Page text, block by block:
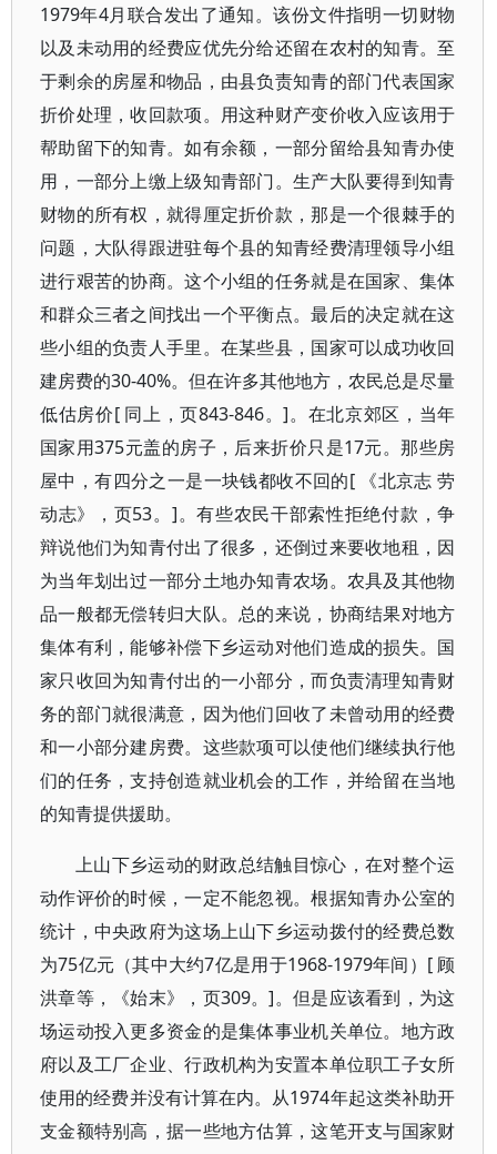
1979年4月联合发出了通知。该份文件指明一切财物
以及未动用的经费应优先分给还留在农村的知青。至
于剩余的房屋和物品，由县负责知青的部门代表国家
折价处理，收回款项。用这种财产变价收入应该用于
帮助留下的知青。如有余额，一部分留给县知青办使
用，一部分上缴上级知青部门。生产大队要得到知青
财物的所有权，就得厘定折价款，那是一个很棘手的
问题，大队得跟进驻每个县的知青经费清理领导小组
进行艰苦的协商。这个小组的任务就是在国家、集体
和群众三者之间找出一个平衡点。最后的决定就在这
些小组的负责人手里。在某些县，国家可以成功收回
建房费的30-40%。但在许多其他地方，农民总是尽量
低估房价[ 同上，页843-846。]。在北京郊区，当年
国家用375元盖的房子，后来折价只是17元。那些房
屋中，有四分之一是一块钱都收不回的[ 《北京志 劳
动志》，页53。]。有些农民干部索性拒绝付款，争
辩说他们为知青付出了很多，还倒过来要收地租，因
为当年划出过一部分土地办知青农场。农具及其他物
品一般都无偿转归大队。总的来说，协商结果对地方
集体有利，能够补偿下乡运动对他们造成的损失。国
家只收回为知青付出的一小部分，而负责清理知青财
务的部门就很满意，因为他们回收了未曾动用的经费
和一小部分建房费。这些款项可以使他们继续执行他
们的任务，支持创造就业机会的工作，并给留在当地
的知青提供援助。
上山下乡运动的财政总结触目惊心，在对整个运
动作评价的时候，一定不能忽视。根据知青办公室的
统计，中央政府为这场上山下乡运动拨付的经费总数
为75亿元（其中大约7亿是用于1968-1979年间）[ 顾
洪章等，《始末》，页309。]。但是应该看到，为这
场运动投入更多资金的是集体事业机关单位。地方政
府以及工厂企业、行政机构为安置本单位职工子女所
使用的经费并没有计算在内。从1974年起这类补助开
支金额特别高，据一些地方估算，这笔开支与国家财